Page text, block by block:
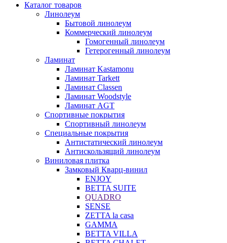
Каталог товаров
Линолеум
Бытовой линолеум
Коммерческий линолеум
Гомогенный линолеум
Гетерогенный линолеум
Ламинат
Ламинат Kastamonu
Ламинат Tarkett
Ламинат Classen
Ламинат Woodstyle
Ламинат AGT
Спортивные покрытия
Спортивный линолеум
Специальные покрытия
Антистатический линолеум
Антискользящий линолеум
Виниловая плитка
Замковый Кварц-винил
ENJOY
BETTA SUITE
QUADRO
SENSE
ZETTA la casa
GAMMA
BETTA VILLA